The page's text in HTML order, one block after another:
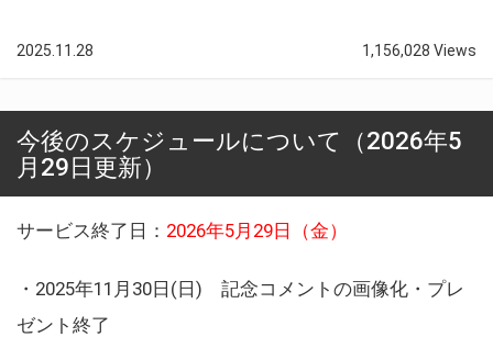
2025.11.28 1,156,028 Views
今後のスケジュールについて（2026年5
月29日更新）
サービス終了日： 2026年5月29日（金）
・2025年11月30日(日) 記念コメントの画像化・プレ
ゼント終了